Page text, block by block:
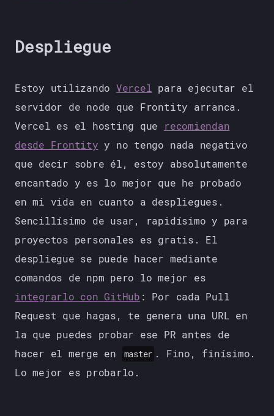
Despliegue
Estoy utilizando Vercel para ejecutar el
servidor de node que Frontity arranca.
Vercel es el hosting que recomiendan
desde Frontity y no tengo nada negativo
que decir sobre él, estoy absolutamente
encantado y es lo mejor que he probado
en mi vida en cuanto a despliegues.
Sencillísimo de usar, rapidísimo y para
proyectos personales es gratis. El
despliegue se puede hacer mediante
comandos de npm pero lo mejor es
integrarlo con GitHub : Por cada Pull
Request que hagas, te genera una URL en
la que puedes probar ese PR antes de
hacer el merge en
master . Fino, finísimo.
Lo mejor es probarlo.